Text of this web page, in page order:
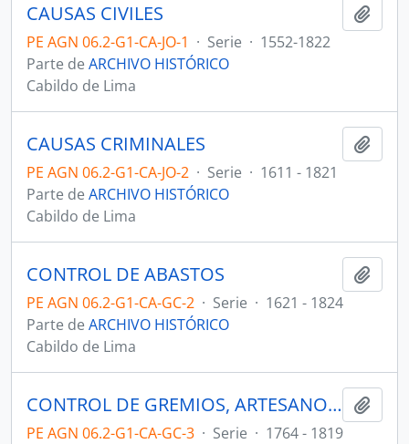
CAUSAS CIVILES
PE AGN 06.2-G1-CA-JO-1 · Serie · 1552-1822
Parte de ARCHIVO HISTÓRICO
Cabildo de Lima
CAUSAS CRIMINALES
PE AGN 06.2-G1-CA-JO-2 · Serie · 1611 - 1821
Parte de ARCHIVO HISTÓRICO
Cabildo de Lima
CONTROL DE ABASTOS
PE AGN 06.2-G1-CA-GC-2 · Serie · 1621 - 1824
Parte de ARCHIVO HISTÓRICO
Cabildo de Lima
CONTROL DE GREMIOS, ARTESANOS Y OTROS PROFESIONALES
PE AGN 06.2-G1-CA-GC-3 · Serie · 1764 - 1819